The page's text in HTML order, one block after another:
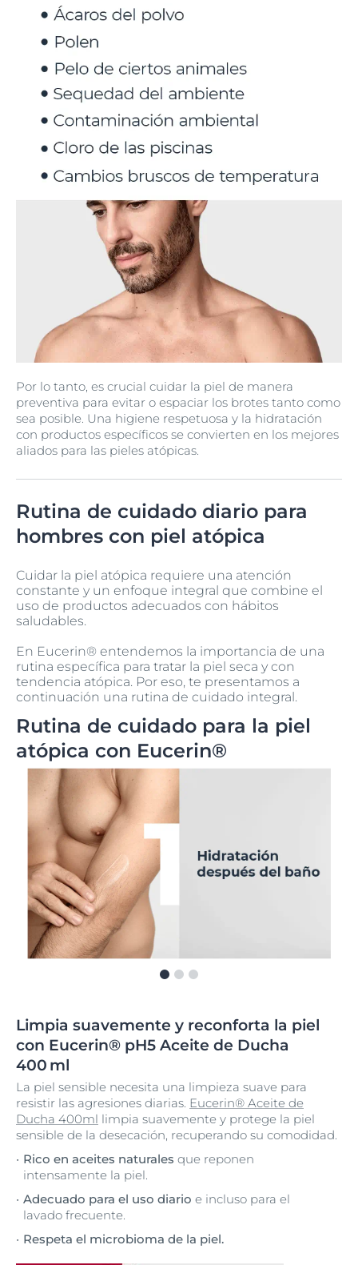
Por lo tanto, es crucial cuidar la piel de manera
preventiva para evitar o espaciar los brotes tanto como
sea posible. Una higiene respetuosa y la hidratación
con productos específicos se convierten en los mejores
aliados para las pieles atópicas.
Rutina de cuidado diario para
hombres con piel atópica
Cuidar la piel atópica requiere una atención
constante y un enfoque integral que combine el
uso de productos adecuados con hábitos
saludables.
En Eucerin® entendemos la importancia de una
rutina específica para tratar la piel seca y con
tendencia atópica. Por eso, te presentamos a
continuación una rutina de cuidado integral.
Rutina de cuidado para la piel
atópica con Eucerin®
Limpia suavemente y reconforta la piel
con Eucerin® pH5 Aceite de Ducha
400 ml
La piel sensible necesita una limpieza suave para
resistir las agresiones diarias. Eucerin® Aceite de
Ducha 400ml limpia suavemente y protege la piel
sensible de la desecación, recuperando su comodidad.
Rico en aceites naturales que reponen
intensamente la piel.
Adecuado para el uso diario e incluso para el
lavado frecuente.
Respeta el microbioma de la piel.